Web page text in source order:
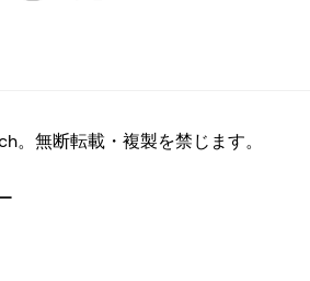
無断転載・複製を禁じます。